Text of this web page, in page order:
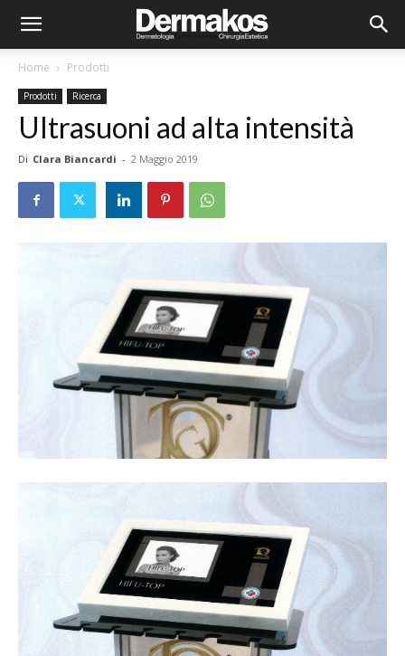
Home Prodotti
Prodotti Ricerca
Ultrasuoni ad alta intensità
Di Clara Biancardi - 2 Maggio 2019